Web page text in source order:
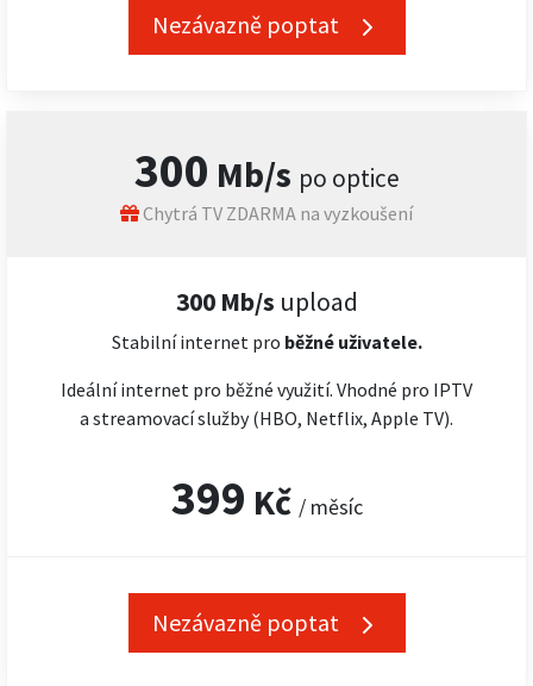
300 Mb/s po optice
Chytrá TV ZDARMA na vyzkoušení
300 Mb/s upload
Stabilní internet pro běžné uživatele.
Ideální internet pro běžné využití. Vhodné pro IPTV
a streamovací služby (HBO, Netflix, Apple TV).
399 Kč / měsíc
Nezávazně poptat
Nezávazně poptat